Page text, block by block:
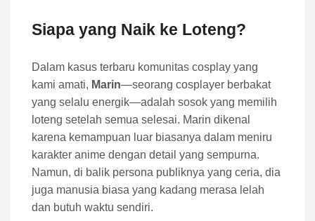
Siapa yang Naik ke Loteng?
Dalam kasus terbaru komunitas cosplay yang
kami amati, Marin—seorang cosplayer berbakat
yang selalu energik—adalah sosok yang memilih
loteng setelah semua selesai. Marin dikenal
karena kemampuan luar biasanya dalam meniru
karakter anime dengan detail yang sempurna.
Namun, di balik persona publiknya yang ceria, dia
juga manusia biasa yang kadang merasa lelah
dan butuh waktu sendiri.